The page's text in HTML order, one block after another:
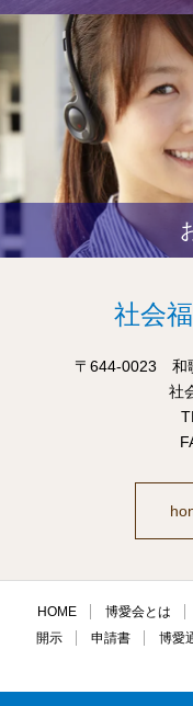
社会
〒644-0023 和
社
HOME 博愛会とは
開示
申請書 博愛